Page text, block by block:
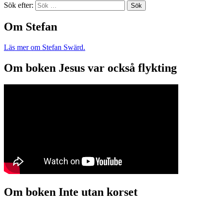
Sök efter:
Om Stefan
Läs mer om Stefan Swärd.
Om boken Jesus var också flykting
Om boken Inte utan korset